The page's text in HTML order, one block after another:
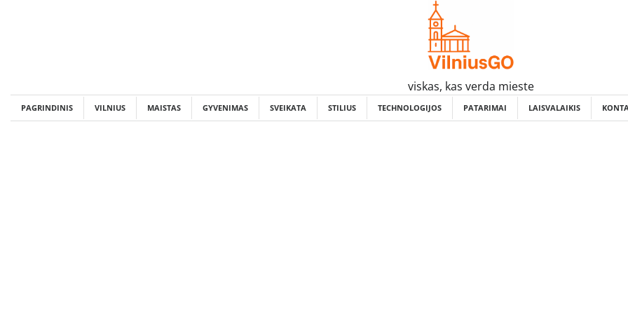
viskas, kas verda mieste
PAGRINDINIS VILNIUS MAISTAS GYVENIMAS SVEIKATA STILIUS TECHNOLOGIJOS PATARIMAI LAISVALAIKIS